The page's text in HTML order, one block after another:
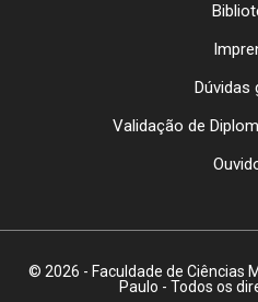
Dúvidas
Validação de
© 2026 - Faculdade de Ciências
Paulo - Todos os